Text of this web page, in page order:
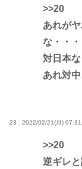
>>20
あれが
な・・・
対日本
あれ対
23 : 2022/02/21(月)
>>20
逆ギレ